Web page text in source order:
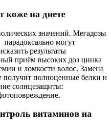
коже на диете
значений. Мегадозы
могут
результаты
приём высоких доз цинка
и ломкости волос. Замена
полноценные белки и
солнцезащиты:
витаминов на